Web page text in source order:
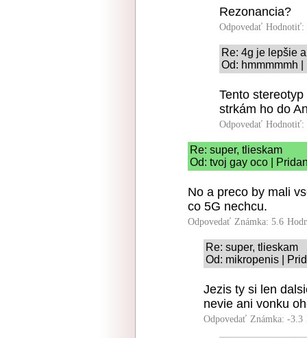
Rezonancia?
Odpovedať Hodnotiť:
Re: 4g je lepšie
Od: hmmmmmh
Tento
strkám ho do
Odpovedať Hodnotiť:
Re: super, tlieskam
Od: tvoj gay oco |
No a preco by mali
co 5G nechcu.
Odpovedať Známka: 5.6
Re: super, tlieskam
Od: mikropenis |
Jezis ty si len
nevie ani vonku
Odpovedať Známka: -3.3